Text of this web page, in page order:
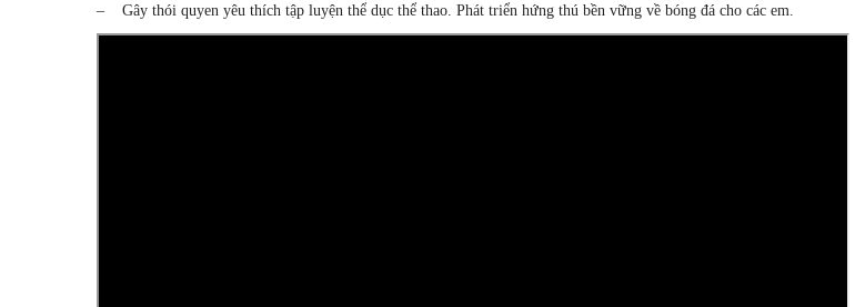
– Gây thói quyen yêu thích tập luyện thể dục thể thao. Phát triển hứng thú bền vững về bóng đá cho các em.